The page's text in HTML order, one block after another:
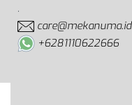
.
care@mekanuma.id
+6281110622666